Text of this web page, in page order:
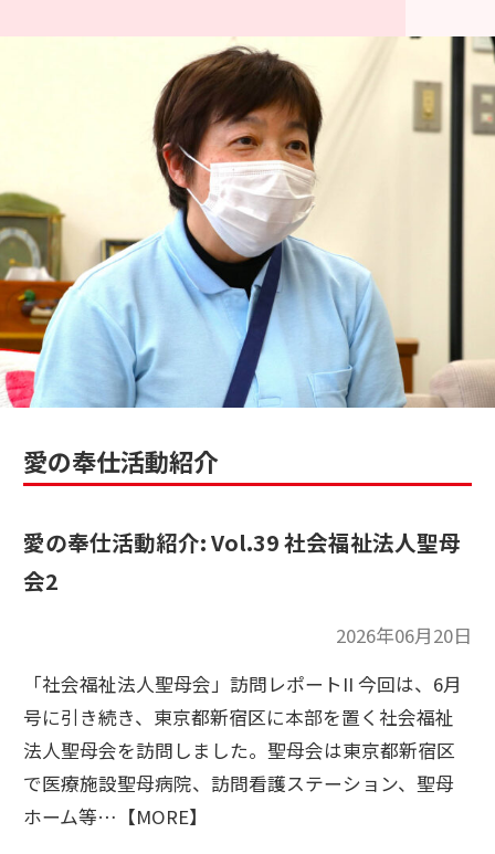
愛の奉仕活動紹介
愛の奉仕活動紹介: Vol.39 社会福祉法人聖母
会2
2026年06月20日
「社会福祉法人聖母会」訪問レポートII 今回は、6月
号に引き続き、東京都新宿区に本部を置く社会福祉
法人聖母会を訪問しました。聖母会は東京都新宿区
で医療施設聖母病院、訪問看護ステーション、聖母
ホーム等…【MORE】